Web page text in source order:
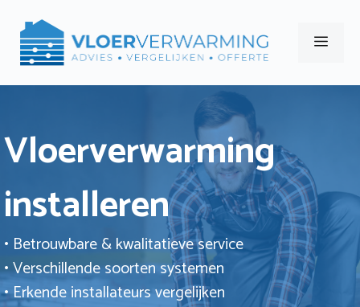
naar
Menu
Vloerverwarming
installeren
• Betrouwbare & kwalitatieve service
• Verschillende soorten systemen
• Erkende installateurs vergelijken